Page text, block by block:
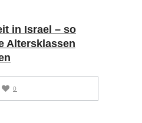
in Israel – so
Altersklassen
0